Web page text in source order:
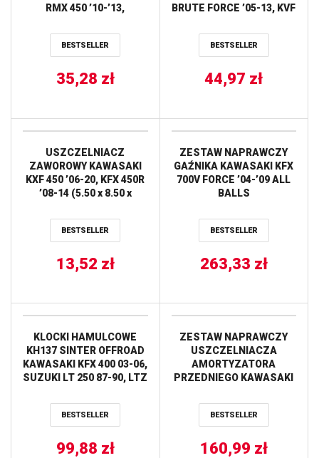
RMX 450 ’10-’13,
HYOSUNG TE 450
(JTF1401.13)* (ŁAŃC.
BESTSELLER
35,28 zł
BRUTE FORCE ’05-13, KVF
KFX 700 V FORCE ’04-11
TOURMAX
BESTSELLER
44,97 zł
USZCZELNIACZ
ZAWOROWY KAWASAKI
KXF 450 ’06-20, KFX 450R
’08-14 (5.50 x 8.50 x
PROX
BESTSELLER
13,52 zł
ZESTAW NAPRAWCZY
GAŹNIKA KAWASAKI KFX
700V FORCE ’04-’09 ALL
BALLS
BESTSELLER
263,33 zł
KLOCKI HAMULCOWE
KH137 SINTER OFFROAD
KAWASAKI KFX 400 03-06,
SUZUKI LT 250 87-90, LTZ
LT 500 87-95, TYŁ TRW
LUCAS
BESTSELLER
99,88 zł
ZESTAW NAPRAWCZY
USZCZELNIACZA
AMORTYZATORA
PRZEDNIEGO KAWASAKI
YAMAHA 660 RHINO (07),
YFZ 450 ’04-’09, TYLNEGO
’86-’16 ALL BALLS
BESTSELLER
160,99 zł